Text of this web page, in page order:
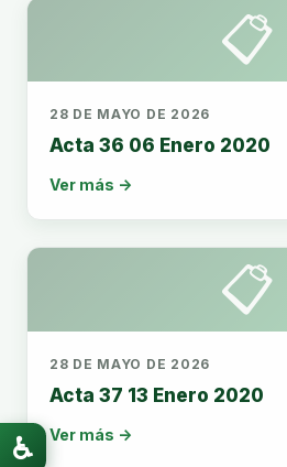
📋
28 DE MAYO DE 2026
Acta 36 06 Enero 2020
Ver más →
📋
28 DE MAYO DE 2026
Acta 37 13 Enero 2020
Ver más →
♿